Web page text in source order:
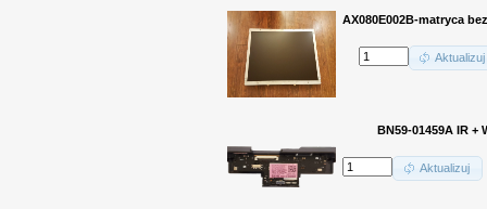
AX080E002B-matryca
Aktualizuj
BN59-01459A IR +
Aktualizuj